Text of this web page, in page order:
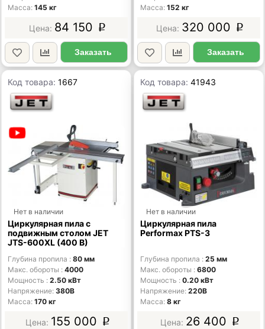
Масса 145 кг
84 150 p
Заказать
Масса 152 кг
320 000 p
Заказать
Код товара:1667
Нет в наличии
Циркулярная пила с
подвижным столом JET
JTS-600XL (400 В)
Глубина пропила
80 мм
Макс. обороты
4000
Мощность
2.50 кВт
Напряжение 380В
Масса 170 кг
155 000 p
Код товара:41943
Нет в наличии
Циркулярная пила
Performax PTS-3
Глубина пропила
25 мм
Макс. обороты
6800
Мощность
0.20 кВт
Напряжение 220В
Масса 8 кг
26 400 p